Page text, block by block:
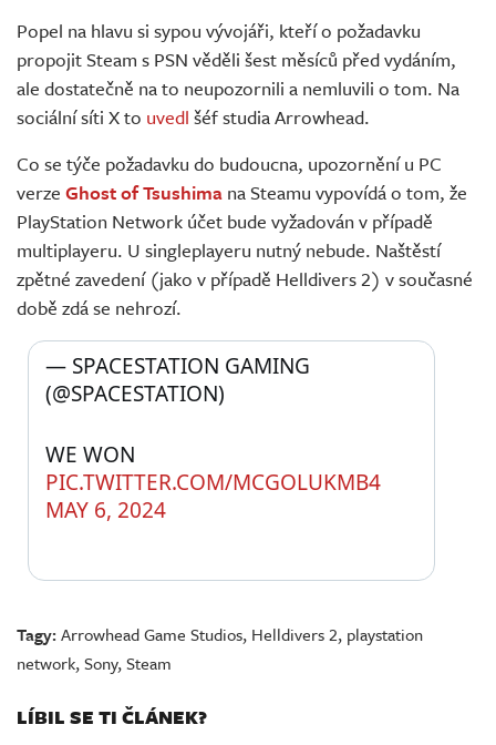
Popel na hlavu si sypou vývojáři, kteří o požadavku
propojit Steam s PSN věděli šest měsíců před vydáním,
ale dostatečně na to neupozornili a nemluvili o tom. Na
sociální síti X to uvedl šéf studia Arrowhead.
Co se týče požadavku do budoucna, upozornění u PC
verze Ghost of Tsushima na Steamu vypovídá o tom, že
PlayStation Network účet bude vyžadován v případě
multiplayeru. U singleplayeru nutný nebude. Naštěstí
zpětné zavedení (jako v případě Helldivers 2) v současné
době zdá se nehrozí.
PIC.TWITTER.COM/MCGOLUKMB4
— SPACESTATION GAMING
(@SPACESTATION)
MAY 6, 2024
Tagy:Arrowhead Game Studios, Helldivers 2, playstation
network,Sony,Steam
LÍBIL SE TI ČLÁNEK?